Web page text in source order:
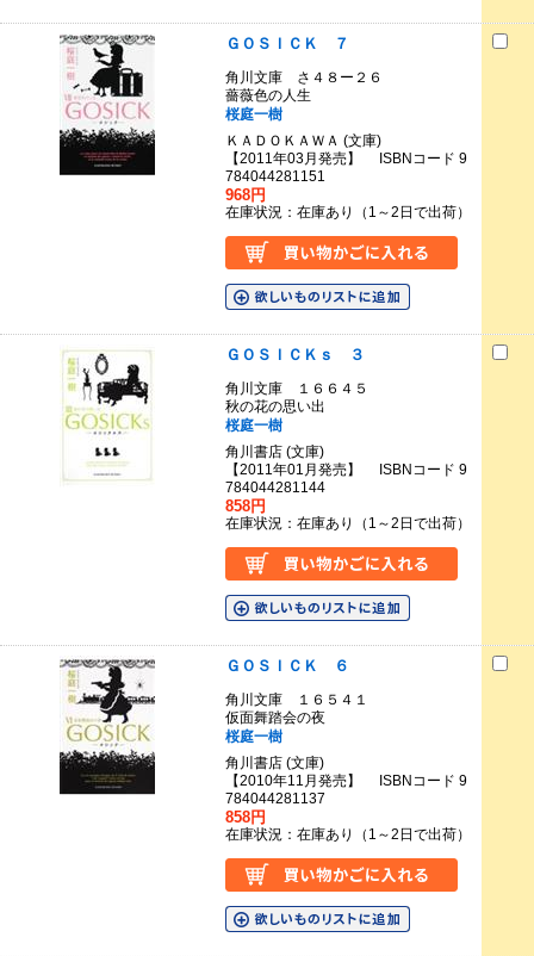
ＧＯＳＩＣＫ ７
角川文庫 さ４８ー２６
薔薇色の人生
桜庭一樹
ＫＡＤＯＫＡＷＡ (文庫)
【2011年03月発売】 ISBNコード 9
784044281151
968円
在庫状況：在庫あり（1～2日で出荷）
ＧＯＳＩＣＫｓ ３
角川文庫 １６６４５
秋の花の思い出
桜庭一樹
角川書店 (文庫)
【2011年01月発売】 ISBNコード 9
784044281144
858円
在庫状況：在庫あり（1～2日で出荷）
ＧＯＳＩＣＫ ６
角川文庫 １６５４１
仮面舞踏会の夜
桜庭一樹
角川書店 (文庫)
【2010年11月発売】 ISBNコード 9
784044281137
858円
在庫状況：在庫あり（1～2日で出荷）